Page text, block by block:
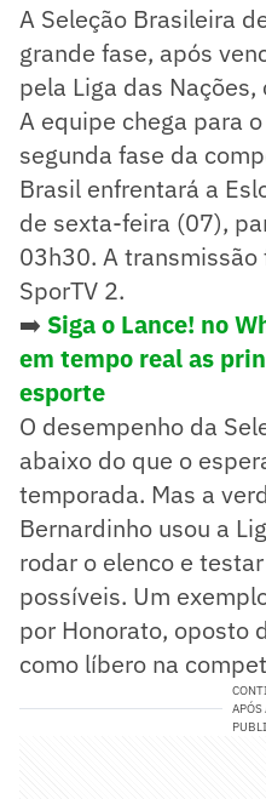
A Seleção Brasileira
grande fase, após
pela Liga das
A equipe chega para
segunda fase da
Brasil enfrentará a
de sexta-feira (07),
03h30. A
SporTV 2.
➡️ Siga o Lance! no
em tempo real as
esporte
O desempenho da
abaixo do que o
temporada. Mas a
Bernardinho usou a
rodar o elenco e
possíveis. Um
por Honorato, oposto
como líbero na
APÓS